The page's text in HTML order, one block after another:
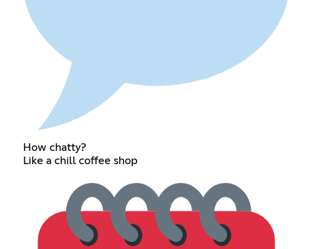
How chatty?
Like a chill coffee shop